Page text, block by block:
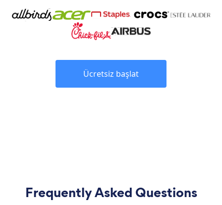
Ücretsiz başlat
Frequently Asked Questions